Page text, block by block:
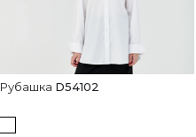
Рубашка D54102